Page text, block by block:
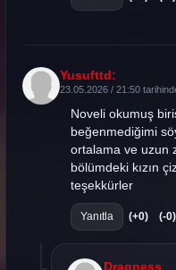
Yusufttd:
23.05.2026 / 21:50
Noveli okumuş
beğenmediğimi
ortalama ve uzun
bölümdeki kızın
teşekkürler
Yanıtla (+0) (-0)
Dragness